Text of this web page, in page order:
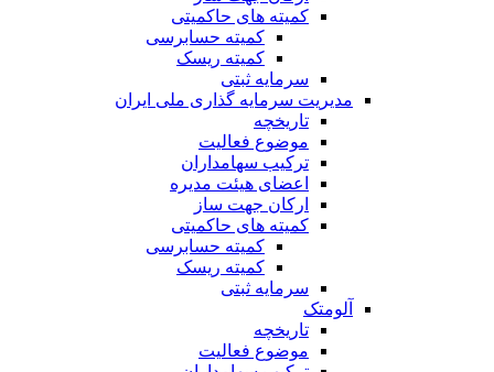
کمیته های حاکمیتی
کمیته حسابرسی
کمیته ریسک
سرمایه ثبتی
مدیریت سرمایه گذاری ملی ایران
تاریخچه
موضوع فعالیت
ترکیب سهامداران
اعضای هیئت مدیره
ارکان جهت ساز
کمیته های حاکمیتی
کمیته حسابرسی
کمیته ریسک
سرمایه ثبتی
آلومتک
تاریخچه
موضوع فعالیت